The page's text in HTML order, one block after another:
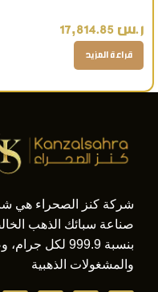
بالسعودية هدية فاخرة
ر.س
قراءة المزيد
شركة كنز الصحراء هي
بنسبة 999.9 لكل
والمشغولات الذهبية